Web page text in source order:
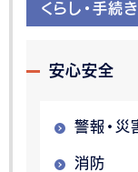
くらし・手続き
安心安全
警報・災
消防